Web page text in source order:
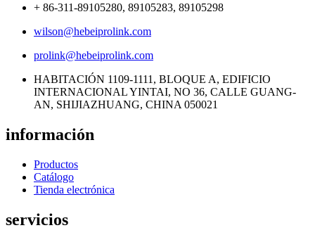
+ 86-311-89105280, 89105283, 89105298
wilson@hebeiprolink.com
prolink@hebeiprolink.com
HABITACIÓN 1109-1111, BLOQUE A, EDIFICIO
INTERNACIONAL YINTAI, NO 36, CALLE GUANG-
AN, SHIJIAZHUANG, CHINA 050021
información
Productos
Catálogo
Tienda electrónica
servicios